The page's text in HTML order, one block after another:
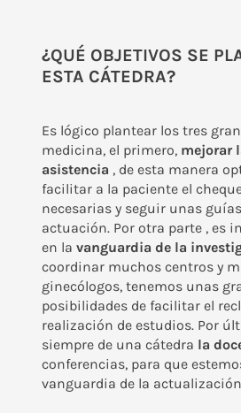
¿QUÉ OBJETIVOS SE
ESTA CÁTEDRA?
Es lógico plantear los tres
medicina, el primero, mejorar
asistencia , de esta manera
facilitar a la paciente el
necesarias y seguir unas
actuación. Por otra parte , es
en la vanguardia de la
coordinar muchos centros y
ginecólogos, tenemos unas
posibilidades de facilitar el
realización de estudios. Por
siempre de una cátedra la
conferencias, para que
vanguardia de la